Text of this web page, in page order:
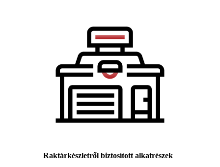
Raktárkészletről biztosított alkatrészek